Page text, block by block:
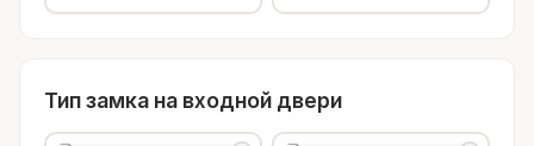
Тип замка на входной двери